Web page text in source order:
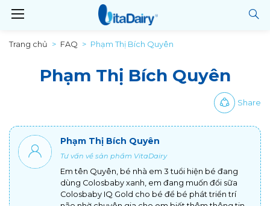
Trang chủ FAQ Phạm Thị Bích Quyên
Phạm Thị Bích Quyên
Share
Phạm Thị Bích Quyên
Tư vấn về sản phẩm VitaDairy
Em tên Quyên, bé nhà em 3 tuổi hiện bé đang
dùng Colosbaby xanh, em đang muốn đổi sữa
Colosbaby IQ Gold cho bé để bé phát triển trí